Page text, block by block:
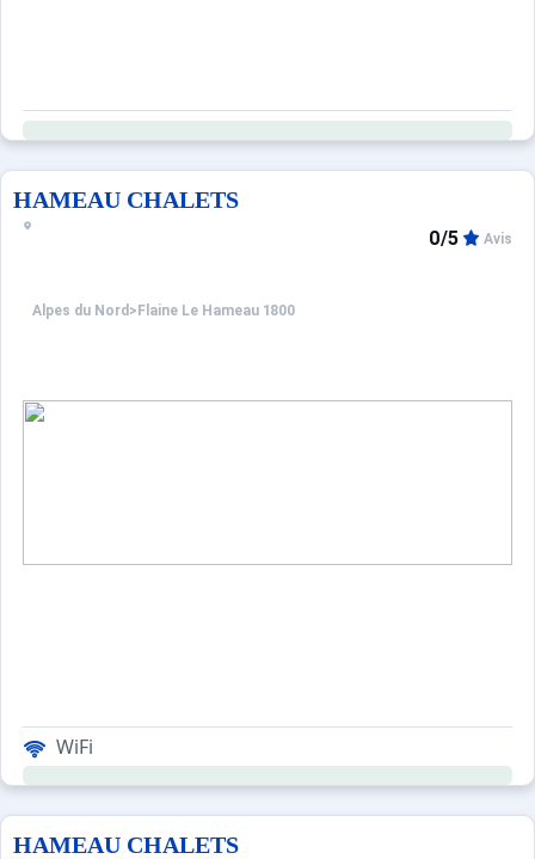
HAMEAU CHALETS
Alpes du Nord > Flaine Le Hameau 1800
0/5 Avis
WiFi
HAMEAU CHALETS